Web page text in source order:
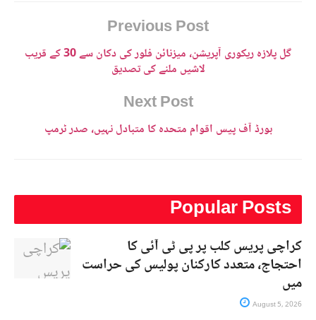
Previous Post
گل پلازہ ریکوری آپریشن، میزنائن فلور کی دکان سے 30 کے قریب
لاشیں ملنے کی تصدیق
Next Post
بورڈ آف پیس اقوام متحدہ کا متبادل نہیں، صدر ٹرمپ
Popular Posts
کراچی پریس کلب پر پی ٹی آئی کا
احتجاج، متعدد کارکنان پولیس کی حراست
میں
August 5, 2026